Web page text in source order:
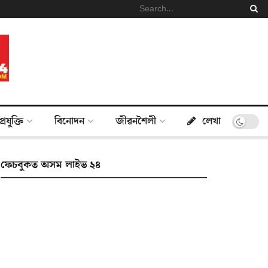
প্ৰযুক্তি বিনোদন জীৱনশৈলী লেখা
ফেচবুকত অসম লাইভ ২৪